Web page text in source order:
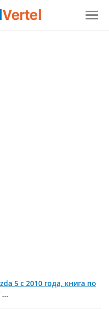
5 с 2010 года, книга по
...